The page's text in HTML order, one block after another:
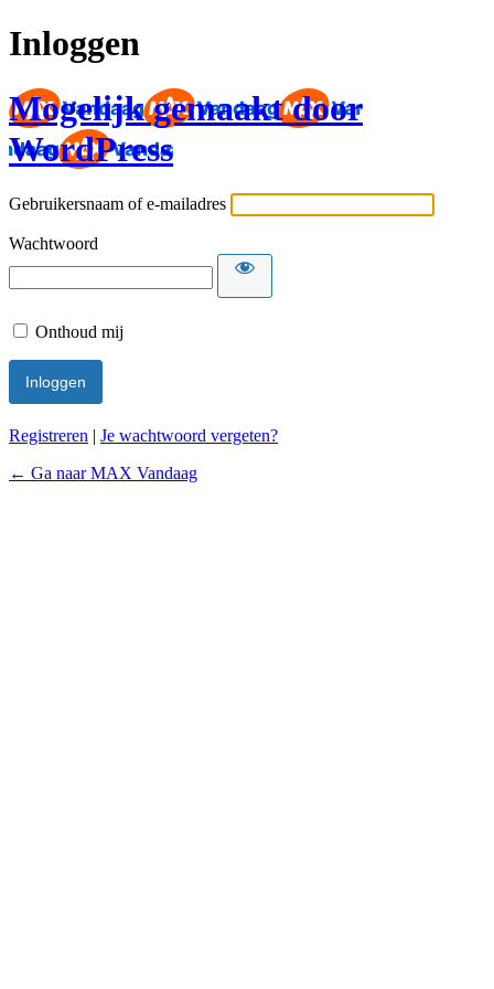
Inloggen
Mogelijk gemaakt door
WordPress
Gebruikersnaam of e-mailadres
Wachtwoord
Onthoud mij
Registreren | Je wachtwoord vergeten?
← Ga naar MAX Vandaag